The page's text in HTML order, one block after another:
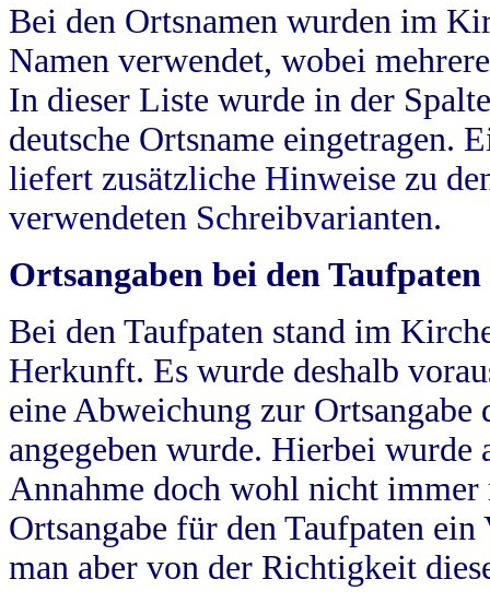
Bei den Ortsnamen wurden im
Namen verwendet, wobei
In dieser Liste wurde in der
deutsche Ortsname eingetragen.
liefert zusätzliche Hinweise zu
verwendeten Schreibvarianten.
Ortsangaben bei den Taufpaten
Bei den Taufpaten stand im
Herkunft. Es wurde deshalb
eine Abweichung zur
angegeben wurde. Hierbei wurde
Annahme doch wohl nicht
Ortsangabe für den Taufpaten
man aber von der Richtigkeit